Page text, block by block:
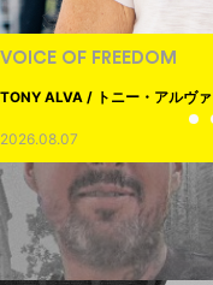
VOICE OF FREEDOM
TONY ALVA / トニー・アルヴァ
2026.08.07